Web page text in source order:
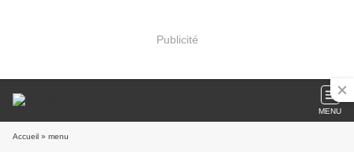
Publicité
MENU
Accueil » menu